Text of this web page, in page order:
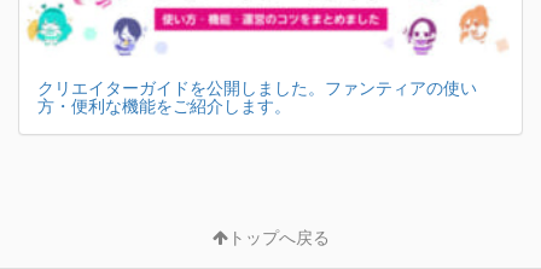
クリエイターガイドを公開しました。ファンティアの使い
方・便利な機能をご紹介します。
トップへ戻る